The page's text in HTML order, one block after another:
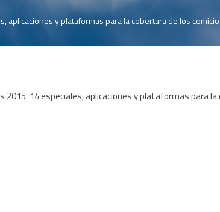
aplicaciones y plataformas para la cobertura de los